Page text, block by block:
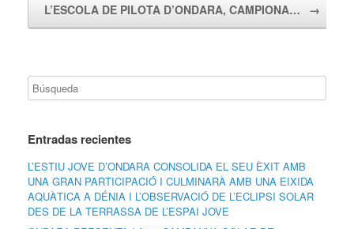
L’ESCOLA DE PILOTA D’ONDARA, CAMPIONA… →
Entradas recientes
L’ESTIU JOVE D’ONDARA CONSOLIDA EL SEU ÈXIT AMB
UNA GRAN PARTICIPACIÓ I CULMINARÀ AMB UNA EIXIDA
AQUÀTICA A DÉNIA I L’OBSERVACIÓ DE L’ECLIPSI SOLAR
DES DE LA TERRASSA DE L’ESPAI JOVE